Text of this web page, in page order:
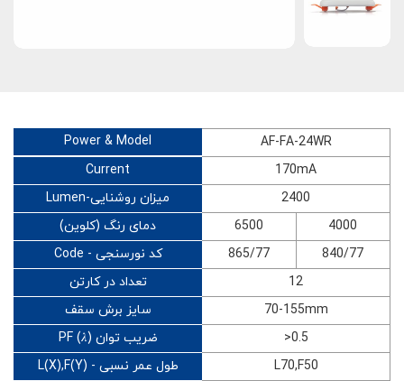
Power & Model
AF-FA-24WR
Current
170mA
Lumen-میزان روشنایی
2400
دمای رنگ (کلوین)
4000
6500
Code - کد نورسنجی
840/77
865/77
تعداد در کارتن
12
سایز برش سقف
70-155mm
PF (𝜆) ضریب توان
>0.5
L(X),F(Y) - طول عمر نسبی
L70,F50